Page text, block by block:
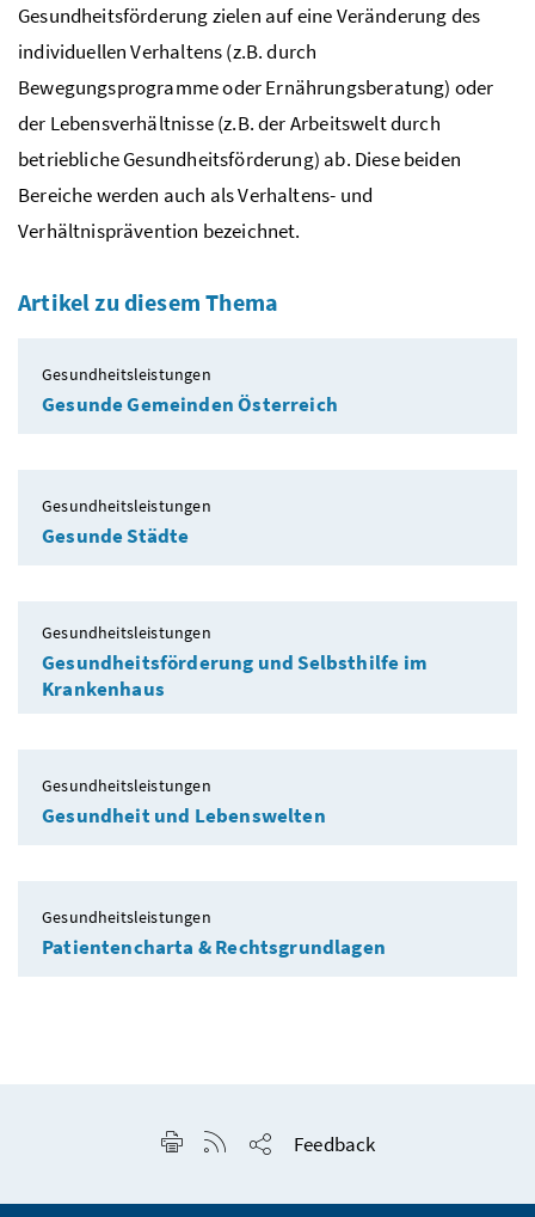
Gesundheitsförderung zielen auf eine Veränderung des
individuellen Verhaltens (z.B.durch
Bewegungsprogramme oder Ernährungsberatung) oder
der Lebensverhältnisse (z.B.der Arbeitswelt durch
betriebliche Gesundheitsförderung) ab. Diese beiden
Bereiche werden auch als Verhaltens- und
Verhältnisprävention bezeichnet.
Artikel zu diesem Thema
Gesundheitsleistungen
Gesunde Gemeinden Österreich
Gesundheitsleistungen
Gesunde Städte
Gesundheitsleistungen
Gesundheitsförderung und Selbsthilfe im
Krankenhaus
Gesundheitsleistungen
Gesundheit und Lebenswelten
Gesundheitsleistungen
Patientencharta & Rechtsgrundlagen
Seite drucken
RSS-Feed anzeigen
Feedback